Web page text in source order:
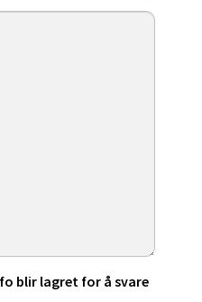
blir lagret for å svare